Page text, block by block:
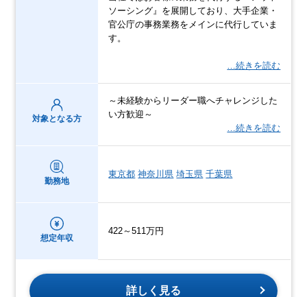
ソーシング』を展開しており、大手企業・
官公庁の事務業務をメインに代行していま
す。
…続きを読む
対象となる方
～未経験からリーダー職へチャレンジした
い方歓迎～
…続きを読む
勤務地
東京都 神奈川県 埼玉県 千葉県
想定年収
422～511万円
詳しく見る